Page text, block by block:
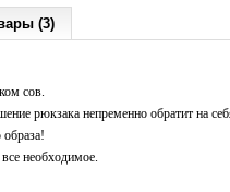
(3)
сов.
рюкзака непременно обратит на
необходимое.